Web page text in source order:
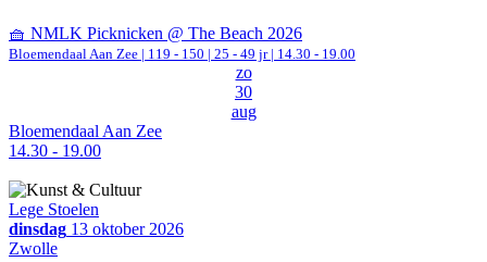
🧺 NMLK Picknicken @ The Beach 2026
Bloemendaal Aan Zee | 119 - 150 | 25 - 49 jr | 14.30 - 19.00
zo
30
aug
Bloemendaal Aan Zee
14.30 - 19.00
Lege Stoelen
dinsdag 13 oktober 2026
Zwolle